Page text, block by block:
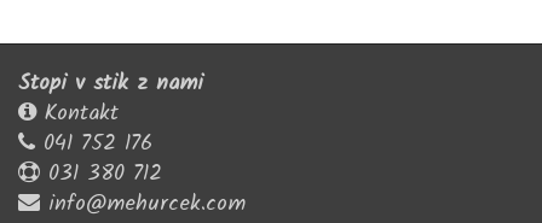
Stopi v stik z nami
Kontakt
041 752 176
031 380 712
info@mehurcek.com